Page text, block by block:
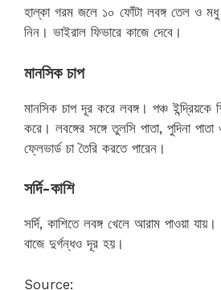
হাল্কা গরম জলে ১০ ফোঁটা লবঙ্গ তেল ও মধু
নিন। ভাইরাল ফিভারে কাজে দেবে।
মানসিক চাপ
মানসিক চাপ দূর করে লবঙ্গ। পঞ্চ ইন্দ্রিয়কে
করে। লবঙ্গের সঙ্গে তুলসি পাতা, পুদিনা পাতা
ফ্লেভার্ড চা তৈরি করতে পারেন।
সর্দি-কাশি
সর্দি, কাশিতে লবঙ্গ খেলে আরাম পাওয়া
বাজে দুর্গন্ধও দূর হয়।
Source: